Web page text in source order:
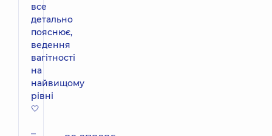
все
детально
пояснює,
ведення
вагітності
на
найвищому
рівні
🤍
–